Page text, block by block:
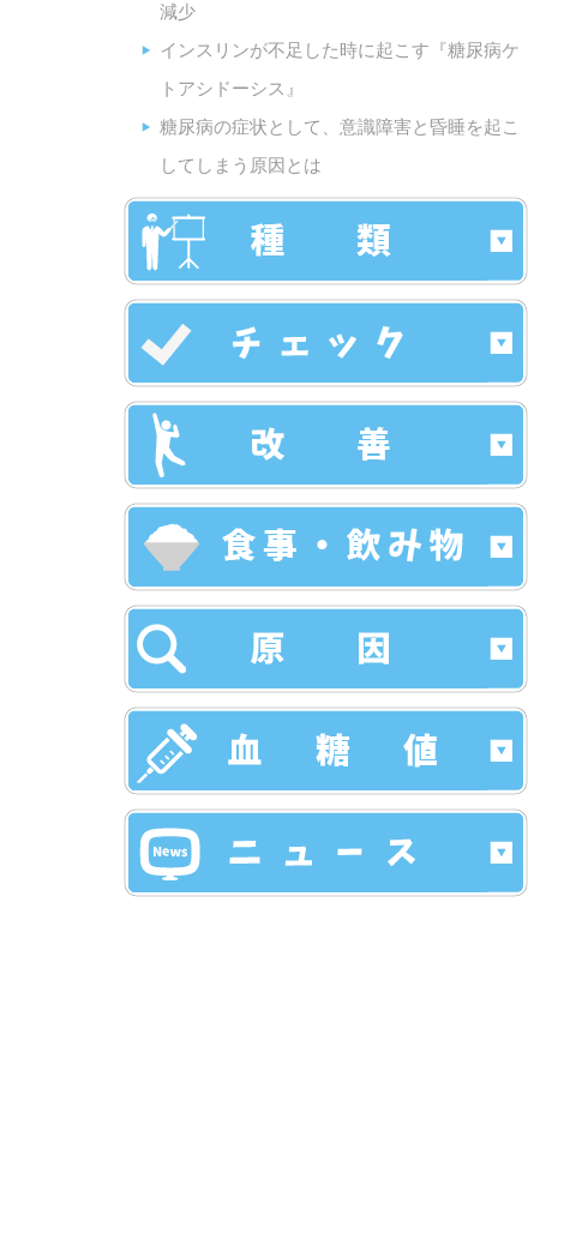
減少
インスリンが不足した時に起こす『糖尿病ケ
トアシドーシス』
糖尿病の症状として、意識障害と昏睡を起こ
してしまう原因とは